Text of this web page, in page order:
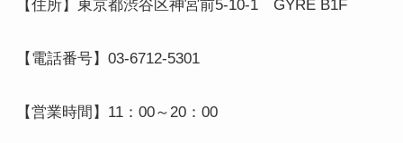
【住所】東京都渋谷区神宮前5-10-1　GYRE B1F
【電話番号】03-6712-5301
【営業時間】11：00～20：00